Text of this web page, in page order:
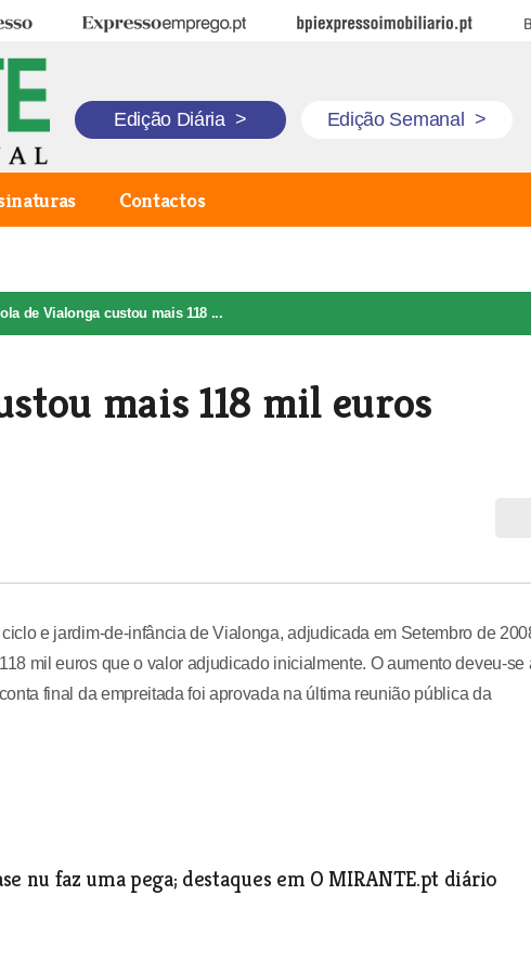
Expresso Emprego BPI Expresso Imobiliário
Edição Diária > Edição Semanal >
Contactos
de Vialonga custou mais 118 ...
mais 118 mil euros
e jardim-de-infância de Vialonga, adjudicada em Setembro de
mil euros que o valor adjudicado inicialmente. O aumento deveu-se
final da empreitada foi aprovada na última reunião pública da
nu faz uma pega; destaques em O MIRANTE.pt diário